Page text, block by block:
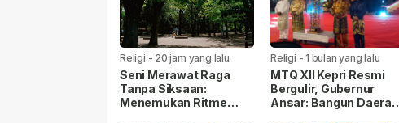
Religi - 20 jam yang lalu
Seni Merawat Raga
Tanpa Siksaan:
Menemukan Ritme
Religi -1 bulan yang lalu
MTQ XII Kepri Resmi
Bergulir, Gubernur
Ansar: Bangun Daerah